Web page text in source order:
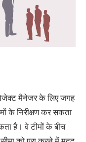
मैनेजर के लिए जगह
के निरीक्षण कर सकता
है। वे टीमों के बीच